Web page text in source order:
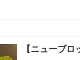
【ニューブ